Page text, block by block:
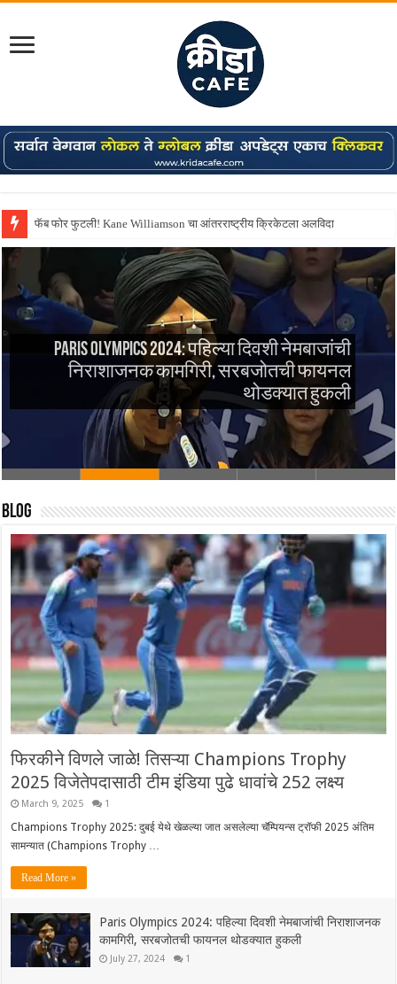
फॅब फोर फुटली! Kane Williamson चा आंतरराष्ट्रीय क्रिकेटला अलविदा
Paris Olympics 2024: पहिल्या दिवशी नेमबाजांची
निराशाजनक कामगिरी, सरबजोतची फायनल
थोडक्यात हुकली
Blog
फिरकीने विणले जाळे! तिसऱ्या Champions Trophy
2025 विजेतेपदासाठी टीम इंडिया पुढे धावांचे 252 लक्ष्य
March 9, 2025 1
Champions Trophy 2025: दुबई येथे खेळल्या जात असलेल्या चॅम्पियन्स ट्रॉफी 2025 अंतिम
सामन्यात (Champions Trophy …
Read More »
Paris Olympics 2024: पहिल्या दिवशी नेमबाजांची निराशाजनक
कामगिरी, सरबजोतची फायनल थोडक्यात हुकली
July 27, 2024 1